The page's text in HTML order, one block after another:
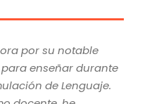
por su notable
enseñar durante
de Lenguaje.